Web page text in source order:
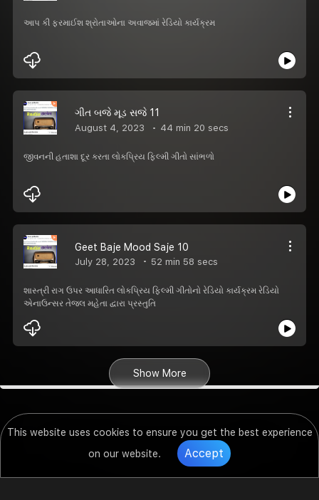
This website uses cookies to ensure you get the best experience
on our website.
Accept
આપ કી ફરમાઈશ શ્રોતાઓના અવાજમાં રેડિયો કાર્યક્રમ
ગીત બજે મૂડ સજે 11
August 4, 2023 44 min 20 secs
જીવનની હતાશા દૂર કરતા લોકપ્રિય ફિલ્મી ગીતો સાંભળો
Geet Baje Mood Saje 10
July 28, 2023 52 min 58 secs
શાસ્ત્રી રાગ ઉપર આધારિત લોકપ્રિય ફિલ્મી ગીતોનો રેડિયો કાર્યક્રમ રેડિયો
એનાઉન્સર તેજલ મહેતા દ્વારા પ્રસ્તુતિ
Show More